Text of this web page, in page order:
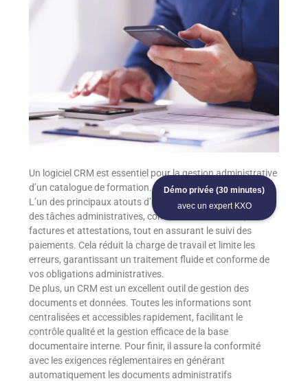
Démo privée (30 minutes)
avec un expert KXO
Un logiciel CRM est essentiel pour la gestion administrative
d’un catalogue de formation.
L’un des principaux atouts d’un CRM est l’automatisation
des tâches administratives, comme l’envoi de devis,
factures et attestations, tout en assurant le suivi des
paiements. Cela réduit la charge de travail et limite les
erreurs, garantissant un traitement fluide et conforme de
vos obligations administratives.
De plus, un CRM est un excellent outil de gestion des
documents et données. Toutes les informations sont
centralisées et accessibles rapidement, facilitant le
contrôle qualité et la gestion efficace de la base
documentaire interne. Pour finir, il assure la conformité
avec les exigences réglementaires en générant
automatiquement les documents administratifs